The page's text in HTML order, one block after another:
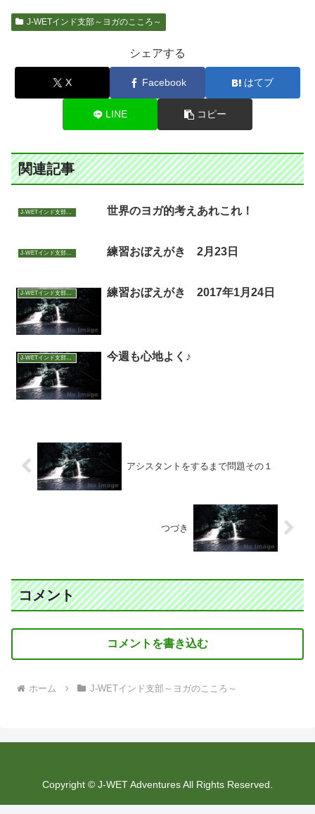
J-WETインド支部～ヨガのこころ～
シェアする
X Facebook はてブ
LINE コピー
関連記事
J-WETインド支部～ヨガのこころ～ 世界のヨガ的考えあれこれ！
J-WETインド支部～ヨガのこころ～ 練習おぼえがき 2月23日
J-WETインド支部～ヨガのこころ～ 練習おぼえがき 2017年1月24日
J-WETインド支部～ヨガのこころ～ 今週も心地よく♪
アシスタントをするまで問題その１
つづき
コメント
コメントを書き込む
ホーム J-WETインド支部～ヨガのこころ～
Copyright © J-WET Adventures All Rights Reserved.